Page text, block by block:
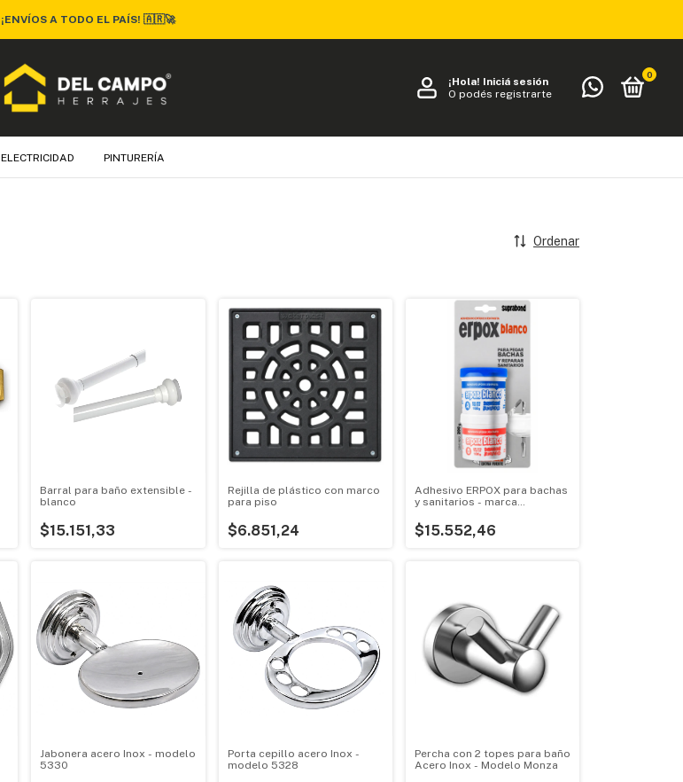
¡ENVÍOS A TODO EL PAÍS! 🇦🇷🚀
¡Hola! Iniciá sesión
O podés registrarte
0
ELECTRICIDAD PINTURERÍA
Ordenar
Barral para baño extensible -
blanco
$15.151,33
Rejilla de plástico con marco
para piso
$6.851,24
Adhesivo ERPOX para bachas
y sanitarios - marca
$15.552,46
Jabonera acero Inox - modelo
5330
Porta cepillo acero Inox -
modelo 5328
Percha con 2 topes para baño
Acero Inox - Modelo Monza